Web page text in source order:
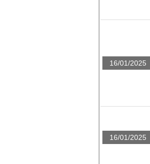
16/01/2025
16/01/2025